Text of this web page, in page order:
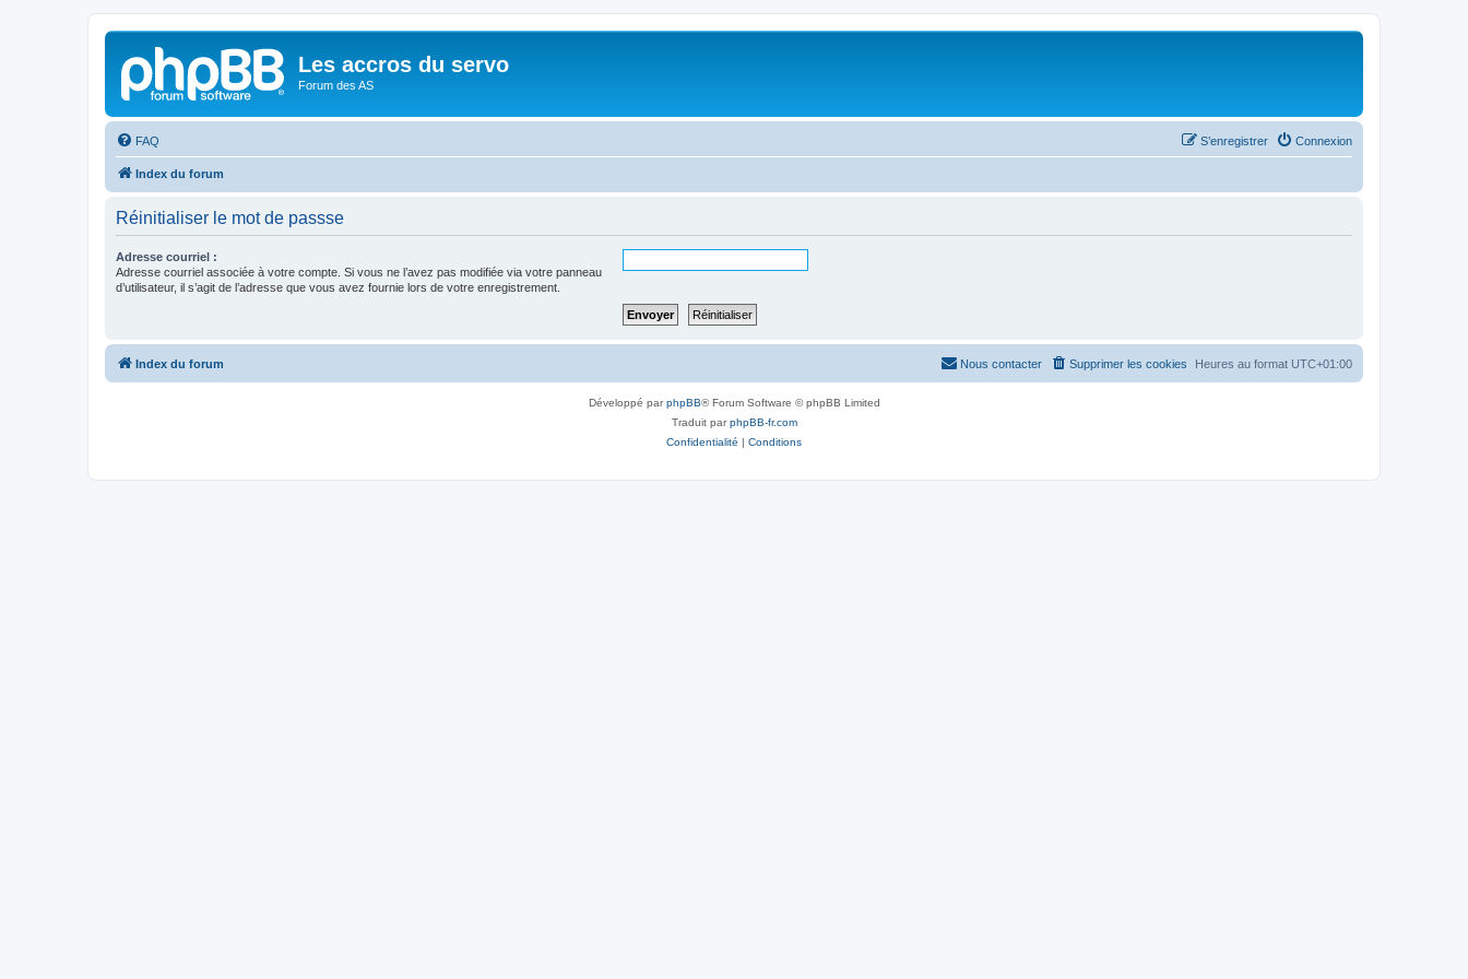
Les accros du servo
Forum des AS
FAQ Connexion
S’enregistrer
Index du forum
Réinitialiser le mot de passse
Adresse courriel :
Adresse courriel associée à votre compte. Si vous ne l’avez pas modifiée via votre panneau
d’utilisateur, il s’agit de l’adresse que vous avez fournie lors de votre enregistrement.
Index du forum Heures au format UTC+01:00
Supprimer les cookies
Nous contacter
Développé parphpBB® Forum Software © phpBB Limited
Traduit parphpBB-fr.com
Confidentialité | Conditions